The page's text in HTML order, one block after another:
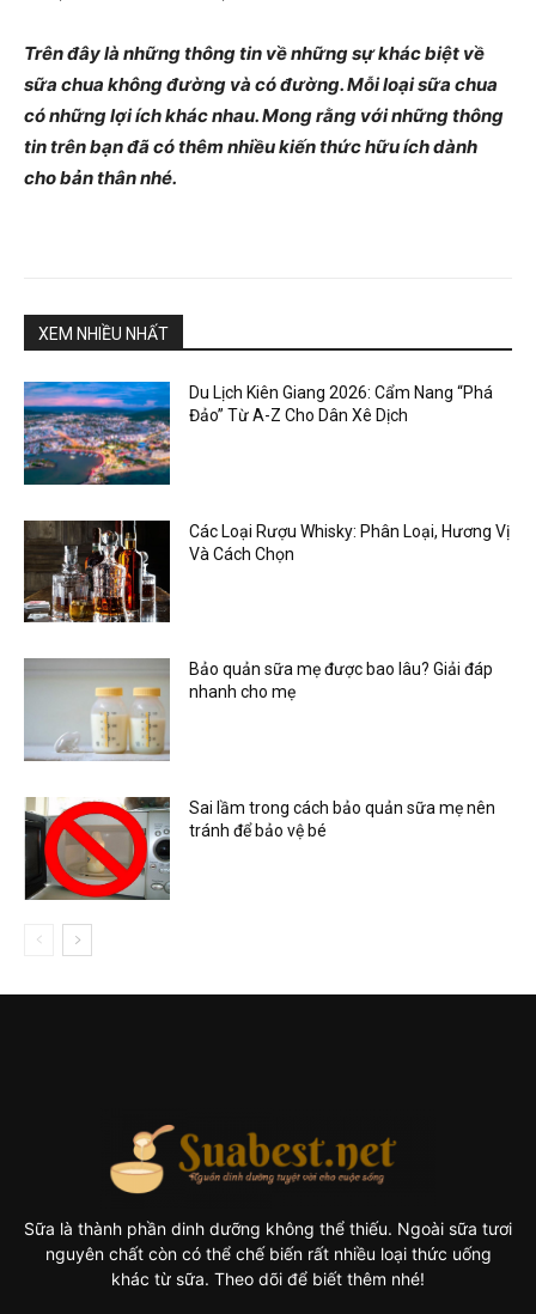
Trên đây là những thông tin về những sự khác biệt về
sữa chua không đường và có đường. Mỗi loại sữa chua
có những lợi ích khác nhau. Mong rằng với những thông
tin trên bạn đã có thêm nhiều kiến thức hữu ích dành
cho bản thân nhé.
XEM NHIỀU NHẤT
Du Lịch Kiên Giang 2026: Cẩm Nang “Phá
Đảo” Từ A-Z Cho Dân Xê Dịch
Các Loại Rượu Whisky: Phân Loại, Hương Vị
Và Cách Chọn
Bảo quản sữa mẹ được bao lâu? Giải đáp
nhanh cho mẹ
Sai lầm trong cách bảo quản sữa mẹ nên
tránh để bảo vệ bé
Sữa là thành phần dinh dưỡng không thể thiếu. Ngoài sữa tươi
nguyên chất còn có thể chế biến rất nhiều loại thức uống
khác từ sữa. Theo dõi để biết thêm nhé!